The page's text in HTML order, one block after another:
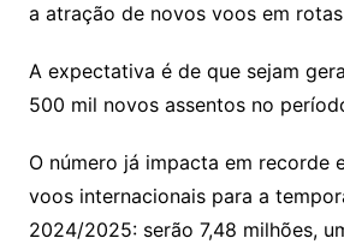
a atração de novos voos em
A expectativa é de que sejam
500 mil novos assentos no
O número já impacta em recorde
voos internacionais para a
2024/2025: serão 7,48 milhões,